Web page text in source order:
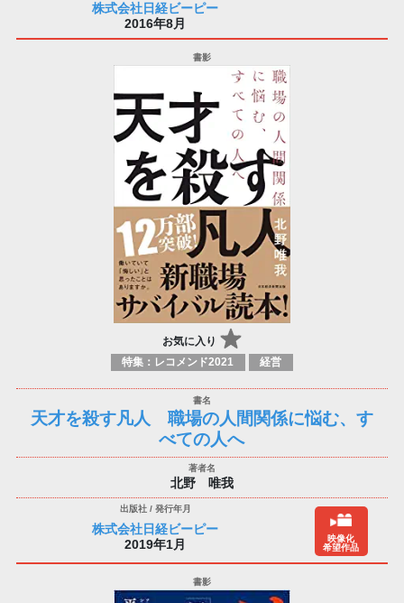
株式会社日経ビーピー
2016年8月
お気に入り
特集：レコメンド2021 経営
天才を殺す凡人 職場の人間関係に悩む、す
べての人へ
北野 唯我
株式会社日経ビーピー
2019年1月
映像化
希望作品